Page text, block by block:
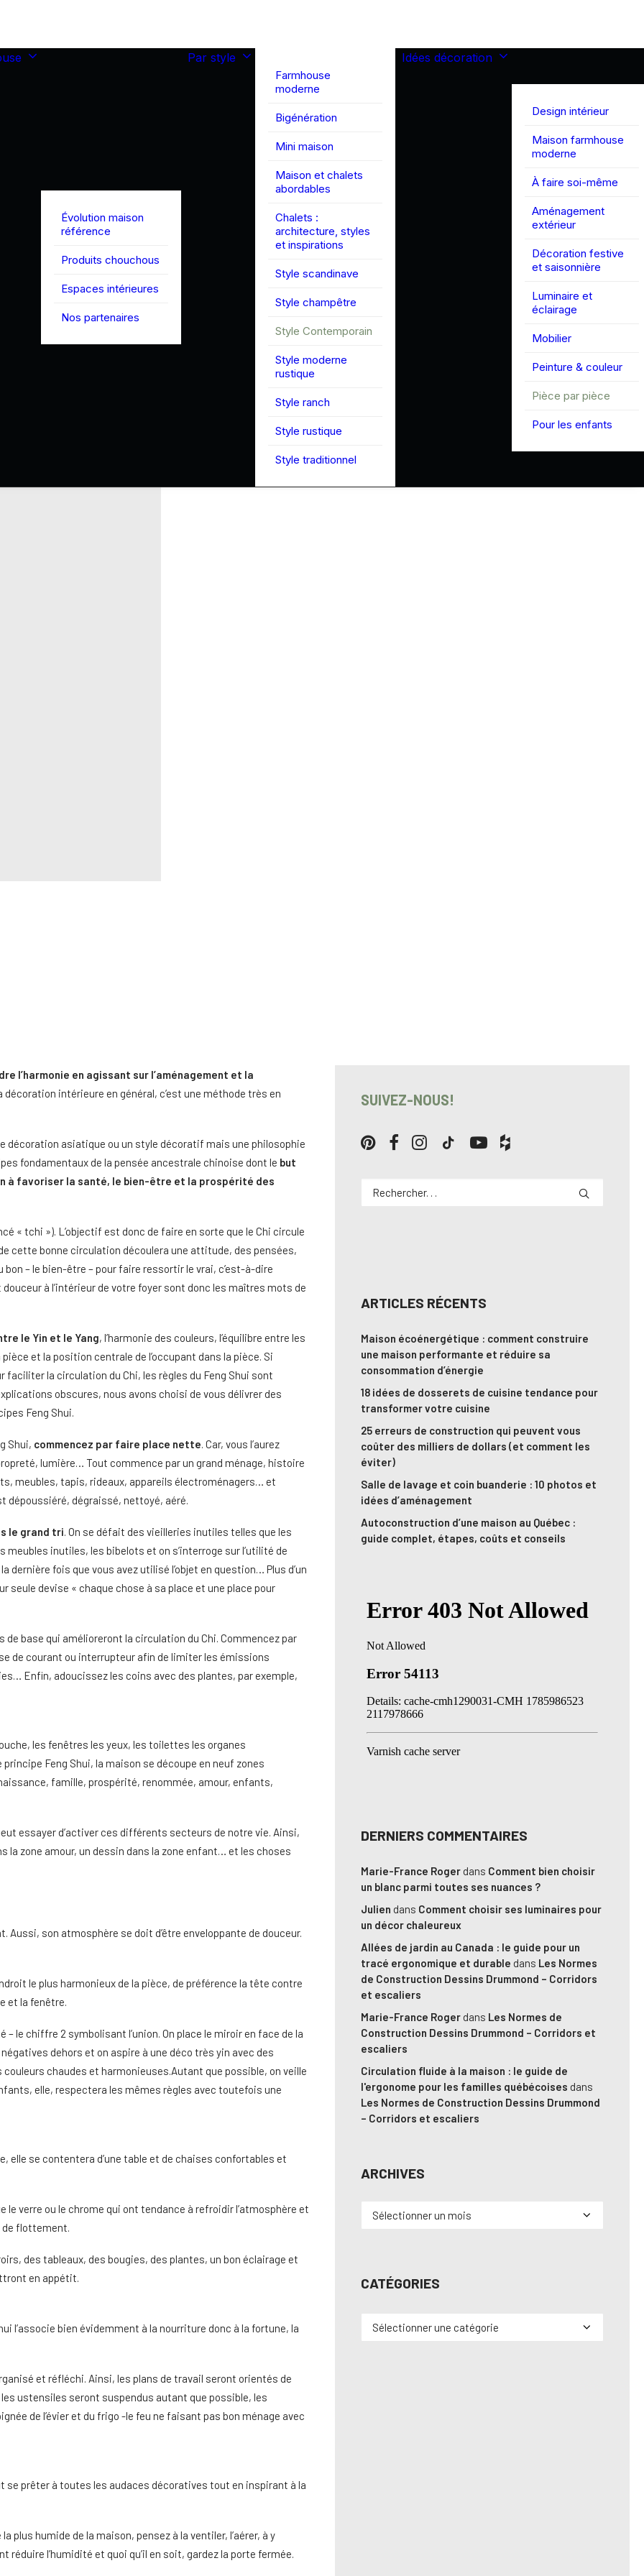
Évolution maison
référence
Produits chouchous
Espaces intérieures
Nos partenaires
Par style
Farmhouse
moderne
Bigénération
Mini maison
Maison et chalets
abordables
Chalets :
architecture, styles
et inspirations
Style scandinave
Style champêtre
Style Contemporain
Style moderne
rustique
Style ranch
Style rustique
Style traditionnel
Idées décoration
Design intérieur
Maison farmhouse
moderne
À faire soi-même
Aménagement
extérieur
Décoration festive
et saisonnière
Luminaire et
éclairage
Mobilier
Peinture & couleur
Pièce par pièce
Pour les enfants
l’harmonie en agissant sur l’aménagement et la
décoration intérieure en général, c’est une méthode très en
décoration asiatique ou un style décoratif mais une philosophie
fondamentaux de la pensée ancestrale chinoise dont le but
à favoriser la santé, le bien-être et la prospérité des
« tchi »). L’objectif est donc de faire en sorte que le Chi circule
cette bonne circulation découlera une attitude, des pensées,
– le bien-être – pour faire ressortir le vrai, c’est-à-dire
à l’intérieur de votre foyer sont donc les maîtres mots de
le Yin et le Yang, l’harmonie des couleurs, l’équilibre entre les
et la position centrale de l’occupant dans la pièce. Si
la circulation du Chi, les règles du Feng Shui sont
obscures, nous avons choisi de vous délivrer des
Feng Shui.
Shui, commencez par faire place nette. Car, vous l’aurez
lumière… Tout commence par un grand ménage, histoire
meubles, tapis, rideaux, appareils électroménagers… et
dépoussiéré, dégraissé, nettoyé, aéré.
le grand tri. On se défait des vieilleries inutiles telles que les
inutiles, les bibelots et on s’interroge sur l’utilité de
fois que vous avez utilisé l’objet en question… Plus d’un
seule devise « chaque chose à sa place et une place pour
base qui amélioreront la circulation du Chi. Commencez par
de courant ou interrupteur afin de limiter les émissions
Enfin, adoucissez les coins avec des plantes, par exemple,
les fenêtres les yeux, les toilettes les organes
Feng Shui, la maison se découpe en neuf zones
famille, prospérité, renommée, amour, enfants,
essayer d’activer ces différents secteurs de notre vie. Ainsi,
la zone amour, un dessin dans la zone enfant… et les choses
son atmosphère se doit d’être enveloppante de douceur.
le plus harmonieux de la pièce, de préférence la tête contre
et la fenêtre.
– le chiffre 2 symbolisant l’union. On place le miroir en face de la
dehors et on aspire à une déco très yin avec des
chaudes et harmonieuses.Autant que possible, on veille
elle, respectera les mêmes règles avec toutefois une
elle se contentera d’une table et de chaises confortables et
le verre ou le chrome qui ont tendance à refroidir l’atmosphère et
de flottement.
des tableaux, des bougies, des plantes, un bon éclairage et
en appétit.
l’associe bien évidemment à la nourriture donc à la fortune, la
et réfléchi. Ainsi, les plans de travail seront orientés de
ustensiles seront suspendus autant que possible, les
de l’évier et du frigo -le feu ne faisant pas bon ménage avec
se prêter à toutes les audaces décoratives tout en inspirant à la
plus humide de la maison, pensez à la ventiler, l’aérer, à y
réduire l’humidité et quoi qu’il en soit, gardez la porte fermée.
SUIVEZ-NOUS!
ARTICLES RÉCENTS
Maison écoénergétique : comment construire
une maison performante et réduire sa
consommation d’énergie
18 idées de dosserets de cuisine tendance pour
transformer votre cuisine
25 erreurs de construction qui peuvent vous
coûter des milliers de dollars (et comment les
éviter)
Salle de lavage et coin buanderie : 10 photos et
idées d’aménagement
Autoconstruction d’une maison au Québec :
guide complet, étapes, coûts et conseils
DERNIERS COMMENTAIRES
Marie-France Roger dans Comment bien choisir
un blanc parmi toutes ses nuances ?
Julien dans Comment choisir ses luminaires pour
un décor chaleureux
Allées de jardin au Canada : le guide pour un
tracé ergonomique et durable dans Les Normes
de Construction Dessins Drummond – Corridors
et escaliers
Marie-France Roger dans Les Normes de
Construction Dessins Drummond – Corridors et
escaliers
Circulation fluide à la maison : le guide de
l'ergonome pour les familles québécoises dans
Les Normes de Construction Dessins Drummond
– Corridors et escaliers
ARCHIVES
Archives
CATÉGORIES
Catégories